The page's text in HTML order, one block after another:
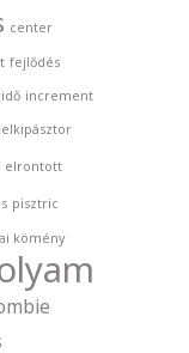
center
fejlődés
increment
lelkipásztor
elrontott
pisztric
kömény